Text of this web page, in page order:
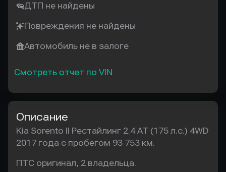
ДТП не найдены
Повреждения не найдены
Автомобиль не в залоге
Смотреть отчет по VIN
Описание
Kia Sorento II Рестайлинг 2.4 AT (175 л.с.) 4WD
2017 года с пробегом 93 753 км.
ПТС оригинал, 2 владельца.